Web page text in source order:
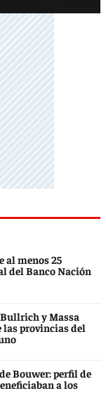
al menos 25
del Banco Nación
y Massa
las provincias del
Bouwer: perfil de
a los